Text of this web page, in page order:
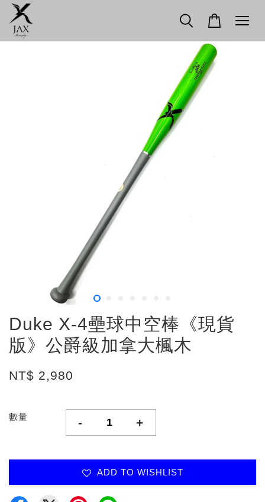
Duke X-4壘球中空棒《現貨
版》公爵級加拿大楓木
NT$ 2,980
數量 - +
ADD TO WISHLIST